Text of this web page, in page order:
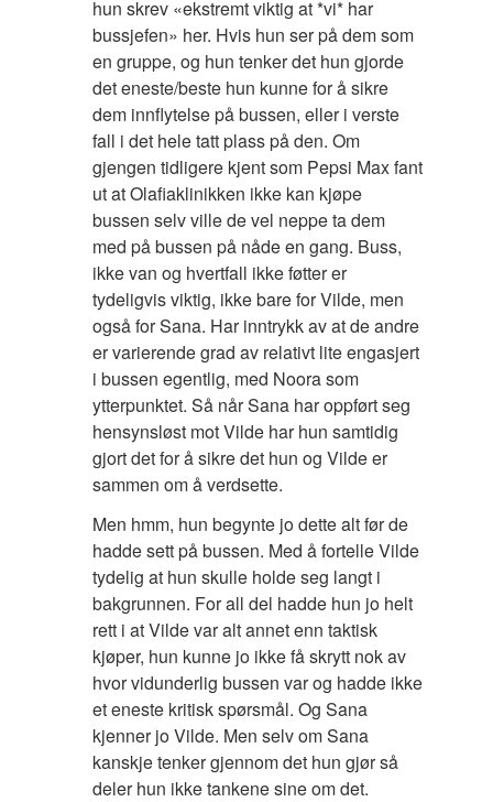
hun skrev «ekstremt viktig at *vi* har
bussjefen» her. Hvis hun ser på dem som
en gruppe, og hun tenker det hun gjorde
det eneste/beste hun kunne for å sikre
dem innflytelse på bussen, eller i verste
fall i det hele tatt plass på den. Om
gjengen tidligere kjent som Pepsi Max fant
ut at Olafiaklinikken ikke kan kjøpe
bussen selv ville de vel neppe ta dem
med på bussen på nåde en gang. Buss,
ikke van og hvertfall ikke føtter er
tydeligvis viktig, ikke bare for Vilde, men
også for Sana. Har inntrykk av at de andre
er varierende grad av relativt lite engasjert
i bussen egentlig, med Noora som
ytterpunktet. Så når Sana har oppført seg
hensynsløst mot Vilde har hun samtidig
gjort det for å sikre det hun og Vilde er
sammen om å verdsette.
Men hmm, hun begynte jo dette alt før de
hadde sett på bussen. Med å fortelle Vilde
tydelig at hun skulle holde seg langt i
bakgrunnen. For all del hadde hun jo helt
rett i at Vilde var alt annet enn taktisk
kjøper, hun kunne jo ikke få skrytt nok av
hvor vidunderlig bussen var og hadde ikke
et eneste kritisk spørsmål. Og Sana
kjenner jo Vilde. Men selv om Sana
kanskje tenker gjennom det hun gjør så
deler hun ikke tankene sine om det.